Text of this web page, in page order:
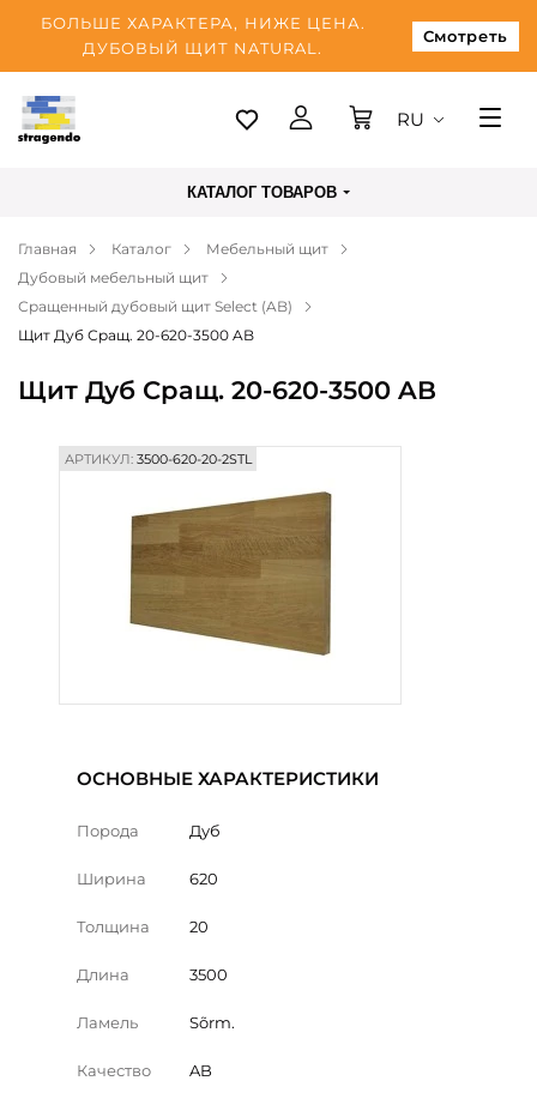
БОЛЬШЕ ХАРАКТЕРА, НИЖЕ ЦЕНА.
ДУБОВЫЙ ЩИТ NATURAL.
Смотреть
Таллинн
Оплата
О нас
Блог
Контакты
RU
КАТАЛОГ ТОВАРОВ
Главная Каталог
Мебельный щит
Дубовый мебельный щит
Сращенный дубовый щит Select (AB)
Щит Дуб Сращ. 20-620-3500 AB
Щит Дуб Сращ. 20-620-3500 AB
АРТИКУЛ:3500-620-20-2STL
ОСНОВНЫЕ ХАРАКТЕРИСТИКИ
Порода Дуб
Ширина 620
Толщина 20
Длина 3500
Ламель Sõrm.
Качество AB